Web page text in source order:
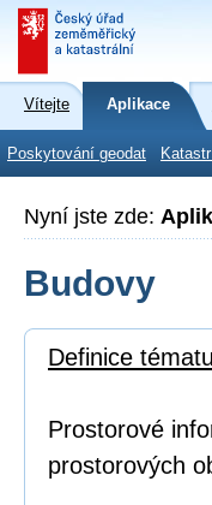
Vítejte Aplikace
Poskytování geodat
Nyní jste zde:
Budovy
Definice
Prostorové
prostorových